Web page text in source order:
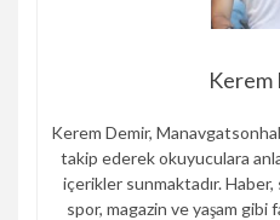
Kerem
Kerem Demir,
takip ederek okuyuculara
içerikler sunmaktadır.
spor, magazin ve yaşam gibi